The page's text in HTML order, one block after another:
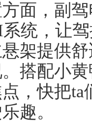
面，副
统，让
架提供
搭配小
，快把
趣。